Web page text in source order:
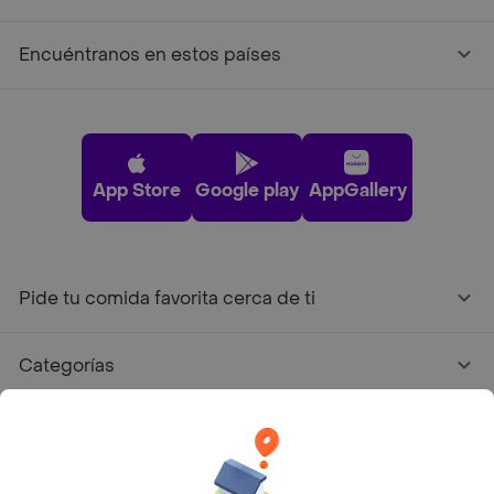
Encuéntranos en estos países
App Store Google play AppGallery
Pide tu comida favorita cerca de ti
Categorías